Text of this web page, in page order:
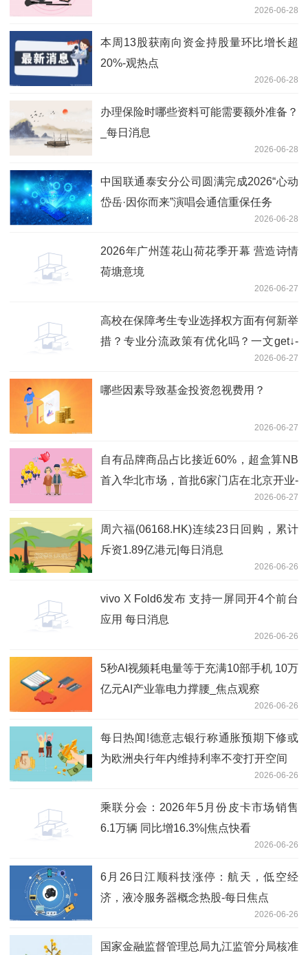
2026-06-28
本周13股获南向资金持股量环比增长超
20%-观热点
2026-06-28
办理保险时哪些资料可能需要额外准备？
_每日消息
2026-06-28
中国联通泰安分公司圆满完成2026“心动
岱岳·因你而来”演唱会通信重保任务
2026-06-28
2026年广州莲花山荷花季开幕 营造诗情
荷塘意境
2026-06-27
高校在保障考生专业选择权方面有何新举
措？专业分流政策有优化吗？一文get↓-
2026-06-27
哪些因素导致基金投资忽视费用？
2026-06-27
自有品牌商品占比接近60%，超盒算NB
首入华北市场，首批6家门店在北京开业-
2026-06-27
周六福(06168.HK)连续23日回购，累计
斥资1.89亿港元|每日消息
2026-06-26
vivo X Fold6发布 支持一屏同开4个前台
应用 每日消息
2026-06-26
5秒AI视频耗电量等于充满10部手机 10万
亿元AI产业靠电力撑腰_焦点观察
2026-06-26
每日热闻!德意志银行称通胀预期下修或
为欧洲央行年内维持利率不变打开空间
2026-06-26
乘联分会：2026年5月份皮卡市场销售
6.1万辆 同比增16.3%|焦点快看
2026-06-26
6月26日江顺科技涨停：航天，低空经
济，液冷服务器概念热股-每日焦点
2026-06-26
国家金融监督管理总局九江监管分局核准